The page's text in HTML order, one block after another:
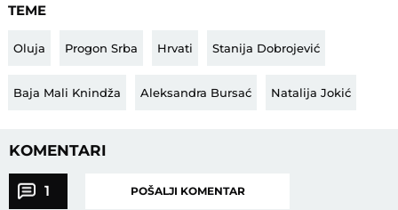
TEME
Oluja Progon Srba Hrvati Stanija Dobrojević
Baja Mali Knindža Aleksandra Bursać Natalija Jokić
KOMENTARI
1 POŠALJI KOMENTAR